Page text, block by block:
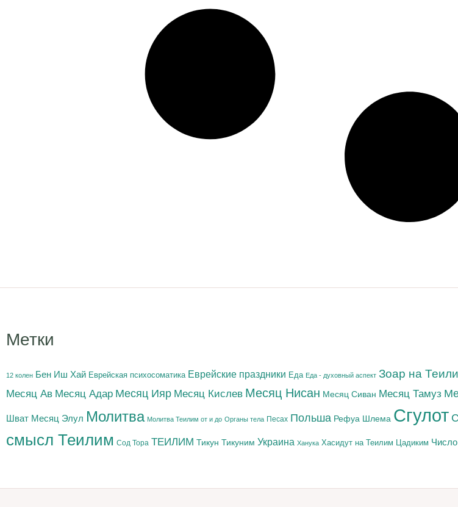
Метки
12 колен Бен Иш Хай Еврейская психосоматика Еврейские праздники Еда Еда - духовный аспект Зоар на
Месяц Ав Месяц Адар Месяц Ияр Месяц Кислев Месяц Нисан Месяц Сиван Месяц Тамуз
Шват Месяц Элул Молитва Молитва Теилим от и до Органы тела Песах Польша Рефуа Шлема Сгулот
смысл Теилим Сод Тора ТЕИЛИМ Тикун Тикуним Украина Ханука Хасидут на Теилим Цадиким Число